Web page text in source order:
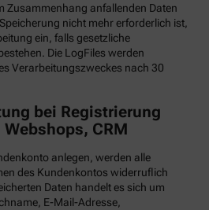
Zusammenhang anfallenden Daten
nicht mehr erforderlich ist,
ein, falls gesetzliche
Die LogFiles werden
Verarbeitungszweckes nach 30
bei Registrierung
CRM
anlegen, werden alle
des Kundenkontos widerruflich
Daten handelt es sich um
E-Mail-Adresse,